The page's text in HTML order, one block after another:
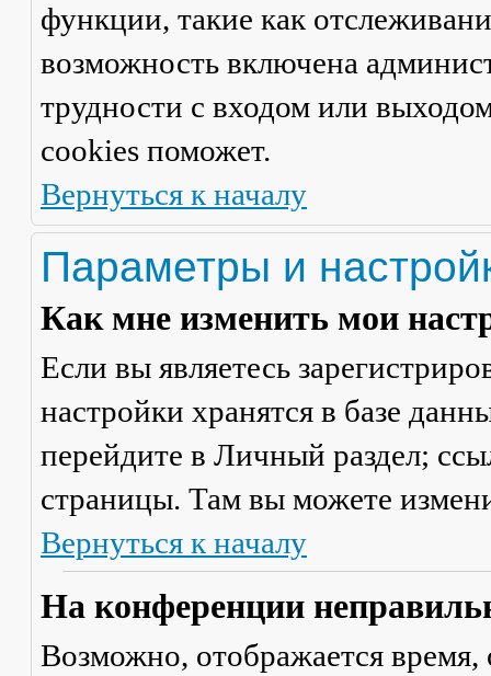
функции, такие как
возможность включена
трудности с входом или
cookies поможет.
Вернуться к началу
Параметры и
Как мне изменить мои
Если вы являетесь
настройки хранятся в базе
перейдите в Личный раздел;
страницы. Там вы можете
Вернуться к началу
На конференции
Возможно, отображается время,